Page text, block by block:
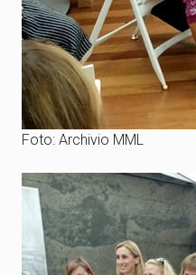
Foto: Archivio MML